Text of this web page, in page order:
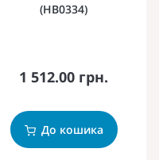
(HB0334)
1 512.00 грн.
До кошика